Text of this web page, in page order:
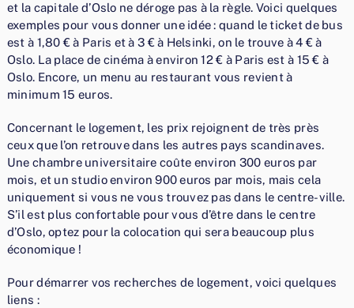
et la capitale d’Oslo ne déroge pas à la règle. Voici quelques
exemples pour vous donner une idée : quand le ticket de bus
est à 1,80 € à Paris et à 3 € à Helsinki, on le trouve à 4 € à
Oslo. La place de cinéma à environ 12 € à Paris est à 15 € à
Oslo. Encore, un menu au restaurant vous revient à
minimum 15 euros.
Concernant le logement, les prix rejoignent de très près
ceux que l’on retrouve dans les autres pays scandinaves.
Une chambre universitaire coûte environ 300 euros par
mois, et un studio environ 900 euros par mois, mais cela
uniquement si vous ne vous trouvez pas dans le centre-ville.
S’il est plus confortable pour vous d’être dans le centre
d’Oslo, optez pour la colocation qui sera beaucoup plus
économique !
Pour démarrer vos recherches de logement, voici quelques
liens :